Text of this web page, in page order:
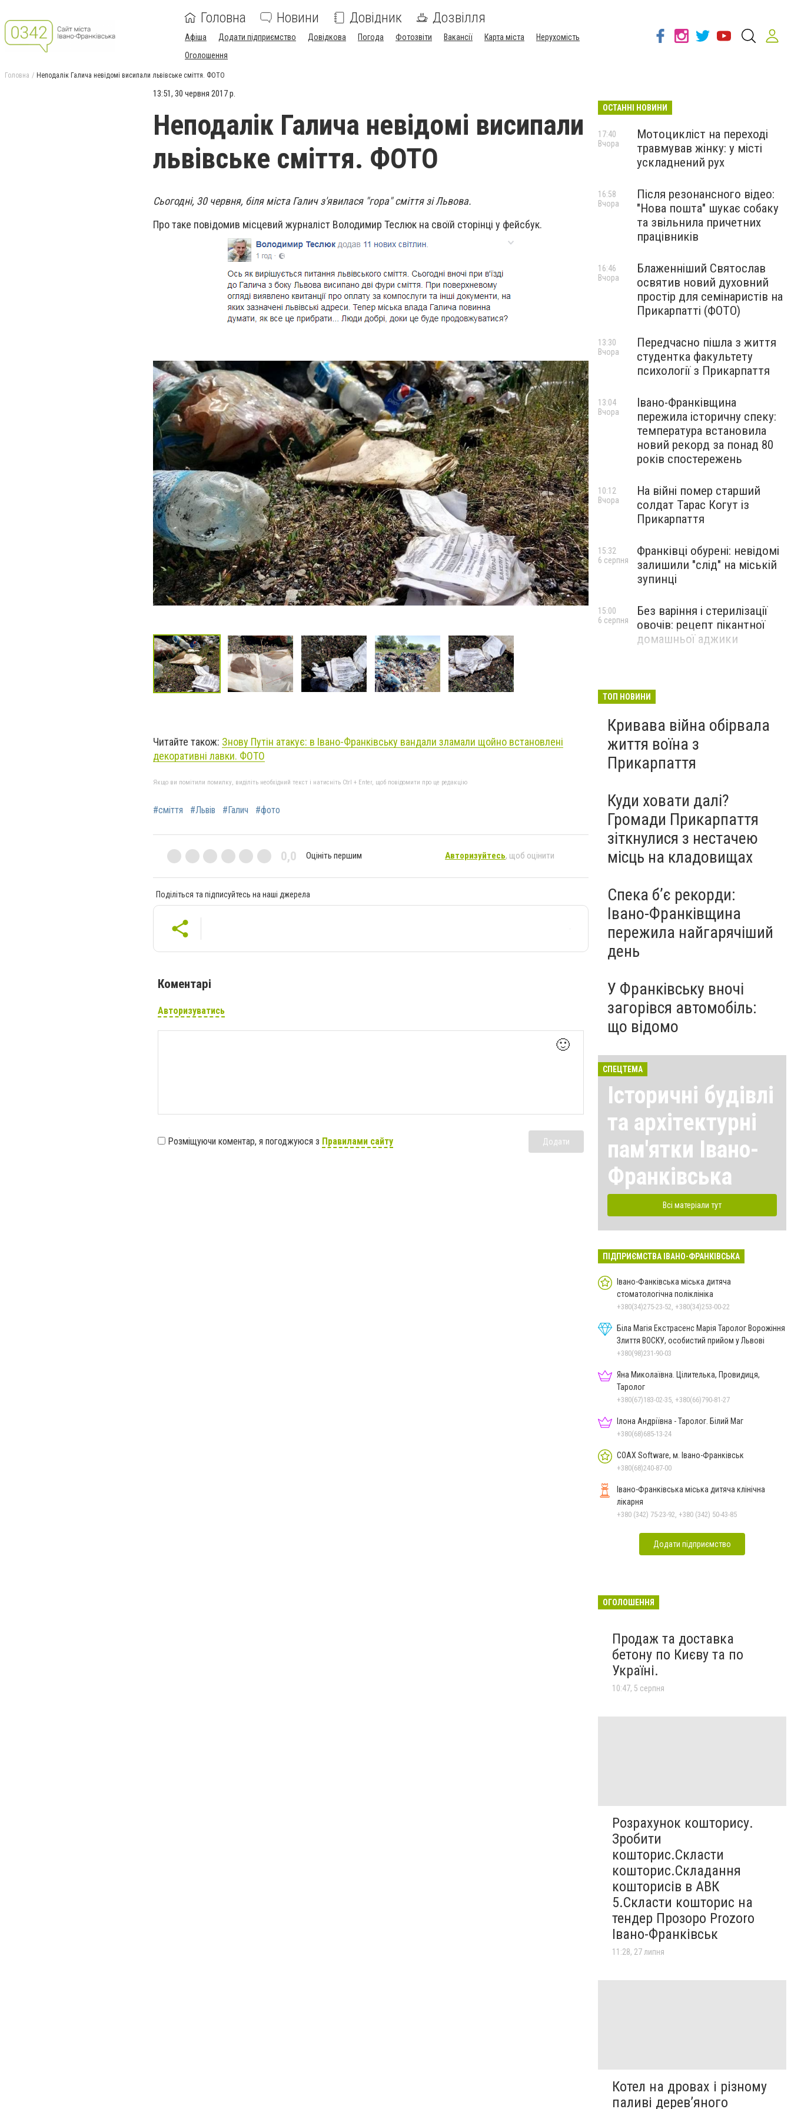
Головна Новини Довідник Дозвілля
Афіша Додати підприємство Довідкова Погода Фотозвіти Вакансії Карта міста
Нерухомість
Оголошення
Головна Неподалік Галича невідомі висипали львівське сміття. ФОТО
13:51, 30 червня 2017 р.
Неподалік Галича невідомі висипали
львівське сміття. ФОТО
Сьогодні, 30 червня, біля міста Галич з'явилася "гора" сміття зі Львова.
Про таке повідомив місцевий журналіст Володимир Теслюк на своїй сторінці у фейсбук.
Читайте також: Знову Путін атакує: в Івано-Франківську вандали зламали щойно встановлені
декоративні лавки. ФОТО
Якщо ви помітили помилку, виділіть необхідний текст і натисніть Ctrl + Enter, щоб повідомити про це редакцію
#сміття #Львів #Галич #фото
0,0 Оцініть першим Авторизуйтесь, щоб оцінити
Поділіться та підписуйтесь на наші джерела
Коментарі
Авторизуватись
🙂
Розміщуючи коментар, я погоджуюся з Правилами сайту Додати
ОСТАННІ НОВИНИ
Мотоцикліст на переході
травмував жінку: у місті
ускладнений рух
17:40
Вчора
Після резонансного відео:
"Нова пошта" шукає собаку
та звільнила причетних
працівників
16:58
Вчора
Блаженніший Святослав
освятив новий духовний
простір для семінаристів на
Прикарпатті (ФОТО)
16:46
Вчора
Передчасно пішла з життя
студентка факультету
психології з Прикарпаття
13:30
Вчора
Івано-Франківщина
пережила історичну спеку:
температура встановила
новий рекорд за понад 80
років спостережень
13:04
Вчора
На війні помер старший
солдат Тарас Когут із
Прикарпаття
10:12
Вчора
Франківці обурені: невідомі
залишили "слід" на міській
зупинці
15:32
6 серпня
Без варіння і стерилізації
овочів: рецепт пікантної
домашньої аджики
15:00
6 серпня
ТОП НОВИНИ
Кривава війна обірвала
життя воїна з
Прикарпаття
Куди ховати далі?
Громади Прикарпаття
зіткнулися з нестачею
місць на кладовищах
Спека б’є рекорди:
Івано-Франківщина
пережила найгарячіший
день
У Франківську вночі
загорівся автомобіль:
що відомо
СПЕЦТЕМА
Історичні будівлі
та архітектурні
пам'ятки Івано-
Франківська
Всі матеріали тут
ПІДПРИЄМСТВА ІВАНО-ФРАНКІВСЬКА
Івано-Фанківська міська дитяча
стоматологічна поліклініка
+380(34)275-23-52, +380(34)253-00-22
Біла Магія Екстрасенс Марія Таролог Ворожіння
Злиття ВОСКУ, особистий прийом у Львові
+380(98)231-90-03
Яна Миколаївна. Цілителька, Провидиця,
Таролог
+380(67)183-02-35, +380(66)790-81-27
Ілона Андріївна - Таролог. Білий Маг
+380(68)685-13-24
COAX Software, м. Івано-Франківськ
+380(68)240-87-00
Івано-Франківська міська дитяча клінічна
лікарня
+380 (342) 75-23-92, +380 (342) 50-43-85
Додати підприємство
ОГОЛОШЕННЯ
Продаж та доставка
бетону по Києву та по
Україні.
10:47, 5 серпня
Розрахунок кошторису.
Зробити
кошторис.Скласти
кошторис.Складання
кошторисів в АВК
5.Скласти кошторис на
тендер Прозоро Prozoro
Івано-Франківськ
11:28, 27 липня
Котел на дровах і різному
паливі дерев’яного